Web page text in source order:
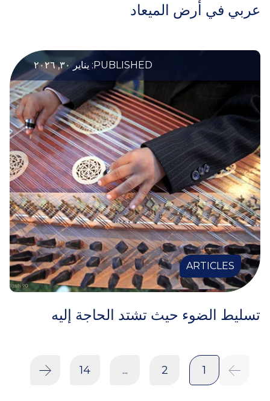
عربي في أرض الميعاد
PUBLISHED: يناير ٣٠, ٢٠٢٦
ARTICLES
تسليط الضوء حيث تشتد الحاجة إليه
1
2
...
14